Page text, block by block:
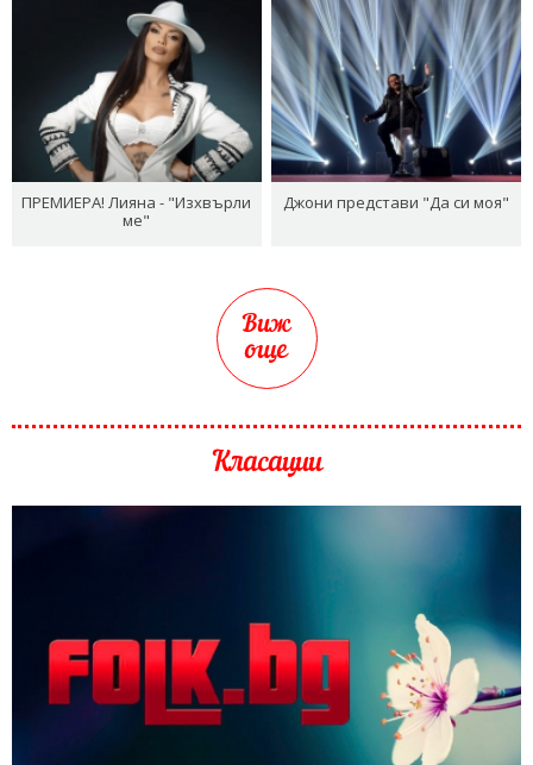
ПРЕМИЕРА! Лияна - "Изхвърли
ме"
Джони представи "Да си моя"
Виж
още
Класации